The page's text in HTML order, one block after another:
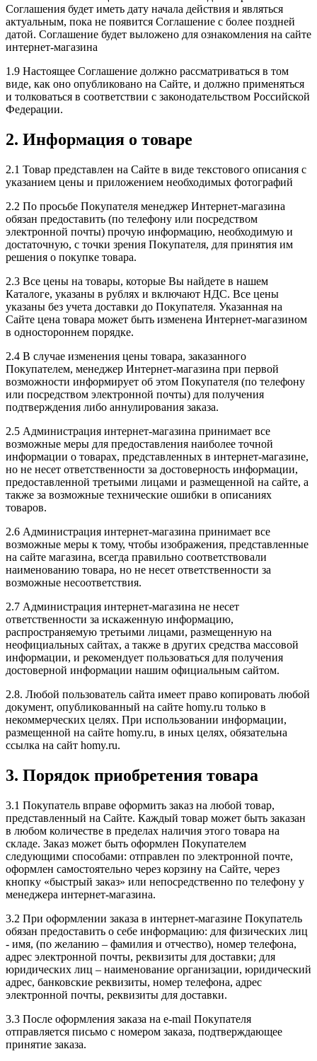
Соглашения будет иметь дату начала действия и являться
актуальным, пока не появится Соглашение с более поздней
датой. Соглашение будет выложено для ознакомления на сайте
интернет-магазина
1.9 Настоящее Соглашение должно рассматриваться в том
виде, как оно опубликовано на Сайте, и должно применяться
и толковаться в соответствии с законодательством Российской
Федерации.
2. Информация о товаре
2.1 Товар представлен на Сайте в виде текстового описания с
указанием цены и приложением необходимых фотографий
2.2 По просьбе Покупателя менеджер Интернет-магазина
обязан предоставить (по телефону или посредством
электронной почты) прочую информацию, необходимую и
достаточную, с точки зрения Покупателя, для принятия им
решения о покупке товара.
2.3 Все цены на товары, которые Вы найдете в нашем
Каталоге, указаны в рублях и включают НДС. Все цены
указаны без учета доставки до Покупателя. Указанная на
Сайте цена товара может быть изменена Интернет-магазином
в одностороннем порядке.
2.4 В случае изменения цены товара, заказанного
Покупателем, менеджер Интернет-магазина при первой
возможности информирует об этом Покупателя (по телефону
или посредством электронной почты) для получения
подтверждения либо аннулирования заказа.
2.5 Администрация интернет-магазина принимает все
возможные меры для предоставления наиболее точной
информации о товарах, представленных в интернет-магазине,
но не несет ответственности за достоверность информации,
предоставленной третьими лицами и размещенной на сайте, а
также за возможные технические ошибки в описаниях
товаров.
2.6 Администрация интернет-магазина принимает все
возможные меры к тому, чтобы изображения, представленные
на сайте магазина, всегда правильно соответствовали
наименованию товара, но не несет ответственности за
возможные несоответствия.
2.7 Администрация интернет-магазина не несет
ответственности за искаженную информацию,
распространяемую третьими лицами, размещенную на
неофициальных сайтах, а также в других средства массовой
информации, и рекомендует пользоваться для получения
достоверной информации нашим официальным сайтом.
2.8. Любой пользователь сайта имеет право копировать любой
документ, опубликованный на сайте homy.ru только в
некоммерческих целях. При использовании информации,
размещенной на сайте homy.ru, в иных целях, обязательна
ссылка на сайт homy.ru.
3. Порядок приобретения товара
3.1 Покупатель вправе оформить заказ на любой товар,
представленный на Сайте. Каждый товар может быть заказан
в любом количестве в пределах наличия этого товара на
складе. Заказ может быть оформлен Покупателем
следующими способами: отправлен по электронной почте,
оформлен самостоятельно через корзину на Сайте, через
кнопку «быстрый заказ» или непосредственно по телефону у
менеджера интернет-магазина.
3.2 При оформлении заказа в интернет-магазине Покупатель
обязан предоставить о себе информацию: для физических лиц
- имя, (по желанию – фамилия и отчество), номер телефона,
адрес электронной почты, реквизиты для доставки; для
юридических лиц – наименование организации, юридический
адрес, банковские реквизиты, номер телефона, адрес
электронной почты, реквизиты для доставки.
3.3 После оформления заказа на e-mail Покупателя
отправляется письмо с номером заказа, подтверждающее
принятие заказа.